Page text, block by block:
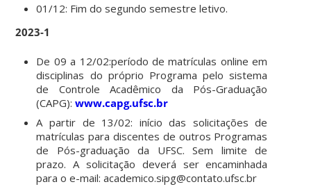
01/12: Fim do segundo semestre letivo.
2023-1
De 09 a 12/02:período de matrículas online em
disciplinas do próprio Programa pelo sistema
de Controle Acadêmico da Pós-Graduação
(CAPG):www.capg.ufsc.br
A partir de 13/02: início das solicitações de
matrículas para discentes de outros Programas
de Pós-graduação da UFSC. Sem limite de
prazo. A solicitação deverá ser encaminhada
para o e-mail: academico.sipg@contato.ufsc.br